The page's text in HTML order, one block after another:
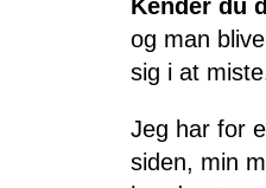
Kender du
og man
sig i at
Jeg har for
siden, min